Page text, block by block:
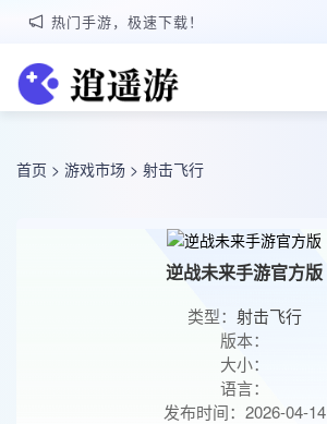
热门手游，极速下载！
首页 > 游戏市场 > 射击飞行
逆战未来手游官方版
类型： 射击飞行
版本：
大小：
语言：
发布时间：2026-04-14